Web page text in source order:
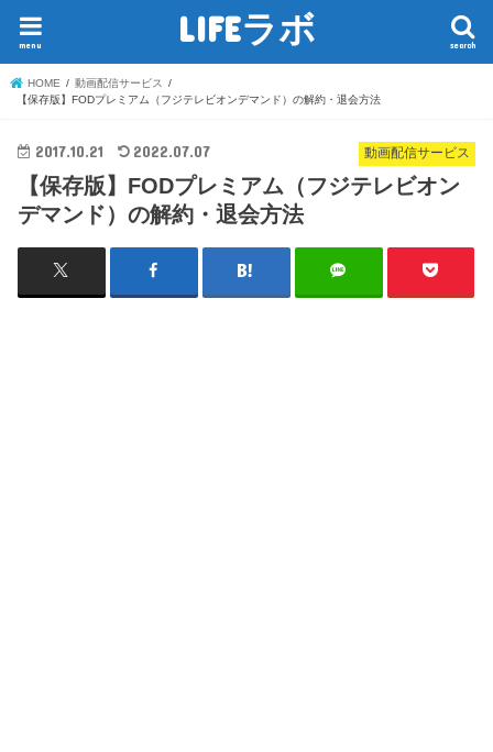
LIFEラボ search
menu
HOME
動画配信サービス
【保存版】FODプレミアム（フジテレビオンデマンド）の解約・退会方法
動画配信サービス
2017.10.21 2022.07.07
【保存版】FODプレミアム（フジテレビオン
デマンド）の解約・退会方法